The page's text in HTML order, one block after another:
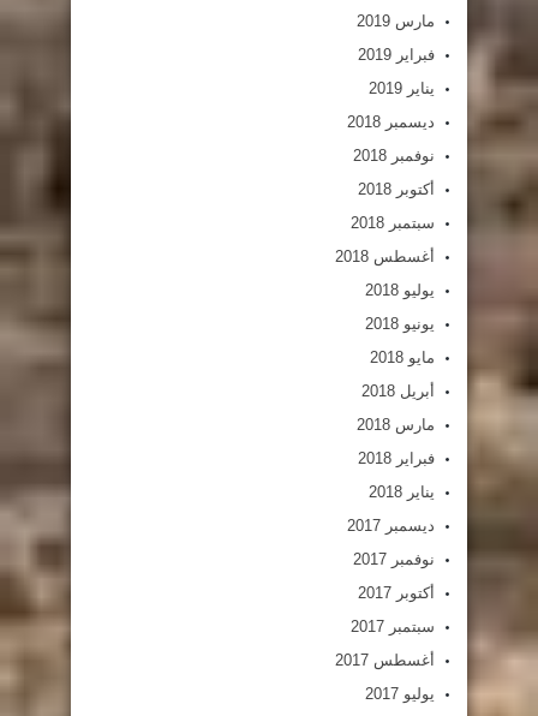
مارس 2019
فبراير 2019
يناير 2019
ديسمبر 2018
نوفمبر 2018
أكتوبر 2018
سبتمبر 2018
أغسطس 2018
يوليو 2018
يونيو 2018
مايو 2018
أبريل 2018
مارس 2018
فبراير 2018
يناير 2018
ديسمبر 2017
نوفمبر 2017
أكتوبر 2017
سبتمبر 2017
أغسطس 2017
يوليو 2017